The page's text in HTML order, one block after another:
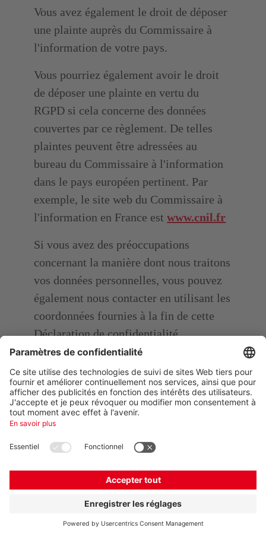
Vous avez également le droit de déposer
une plainte auprès du Commissaire à
l'information de votre pays.
Vous pourriez également avoir le droit
de déposer une plainte en vertu du
RGPD si cela concerne des données
couvertes par ce règlement. De telles
plaintes peuvent être adressées au
bureau du Commissaire à l'information
dans le pays européen pertinent. Par
exemple, le site web du Commissaire à
l'information en France estwww.cnil.fr
Si vous avez des préoccupations
concernant la manière dont nous traitons
vos données personnelles, vous pouvez
également nous contacter en utilisant les
coordonnées fournies à la fin de cette
Déclaration de confidentialité.
Nous examinons régulièrement nos
pratiques en matière de confidentialité.
page en signet et de la consulter
périodiquement pour les mises à jour de
notre Déclaration de confidentialité.
Contactez-nous